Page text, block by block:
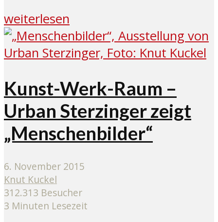
weiterlesen
Kunst-Werk-Raum –
Urban Sterzinger zeigt
„Menschenbilder“
6. November 2015
Knut Kuckel
312.313 Besucher
3 Minuten Lesezeit